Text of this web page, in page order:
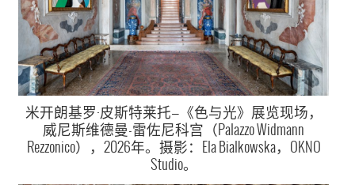
米开朗基罗·皮斯特莱托—《色与光》展览现场，
威尼斯维德曼-雷佐尼科宫（Palazzo Widmann
Rezzonico），2026年。摄影：Ela Bialkowska，OKNO
Studio。